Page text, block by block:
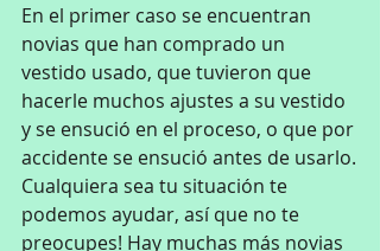
En el primer caso se encuentran
novias que han comprado un
vestido usado, que tuvieron que
hacerle muchos ajustes a su vestido
y se ensució en el proceso, o que por
accidente se ensució antes de usarlo.
Cualquiera sea tu situación te
podemos ayudar, así que no te
preocupes! Hay muchas más novias